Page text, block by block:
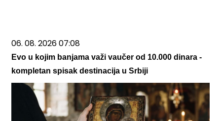
06. 08. 2026 07:08
Evo u kojim banjama važi vaučer od 10.000 dinara -
kompletan spisak destinacija u Srbiji